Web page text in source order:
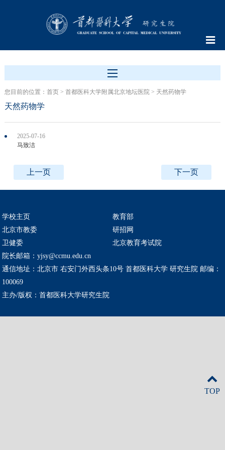
您目前的位置： 首页> 首都医科大学附属北京地坛医院> 天然药物学
天然药物学
2025-07-16
马致洁
上一页 下一页
学校主页
教育部
北京市教委
研招网
卫健委
北京教育考试院
院长邮箱：yjsy@ccmu.edu.cn
通信地址：北京市 右安门外西头条10号 首都医科大学 研究生院 邮编：
100069
主办/版权：首都医科大学研究生院
TOP